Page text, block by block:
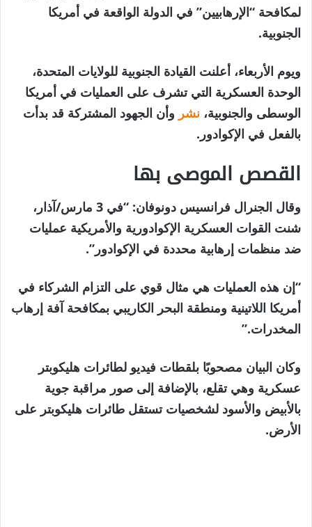
لمكافحة “الإرهابيين” في الدولة الواقعة في أمريكا
الجنوبية.
ويوم الأربعاء، أعلنت القيادة الجنوبية للولايات المتحدة،
الوحدة العسكرية التي تشرف على العمليات في أمريكا
الوسطى والجنوبية، نشر وأن الجهود المشتركة قد بدأت
بالفعل في الإكوادور.
القصص الموصى بها
قائمة
من
3
نهاية
القائمة
وقال الجنرال فرانسيس دونوفان: “في 3 مارس/آذار،
شنت القوات العسكرية الإكوادورية والأمريكية عمليات
ضد منظمات إرهابية محددة في الإكوادور”.
“إن هذه العمليات هي مثال قوي على التزام الشركاء في
أمريكا اللاتينية ومنطقة البحر الكاريبي بمكافحة آفة إرهاب
المخدرات.”
وكان البيان مصحوبًا بلقطات فيديو لطائرات هليكوبتر
عسكرية وهي تقلع، بالإضافة إلى صور مراقبة جوية
بالأبيض والأسود لشخصيات تستقل طائرات هليكوبتر على
الأرض.